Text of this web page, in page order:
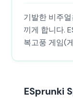
기발한 비주
끼게 합니다.
복고풍 게임(
ESprunki